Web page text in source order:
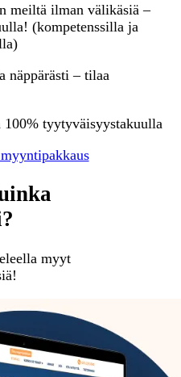
meiltä ilman välikäsiä –
(kompetenssilla ja
näppärästi – tilaa
100% tyytyväisyystakuulla
myyt